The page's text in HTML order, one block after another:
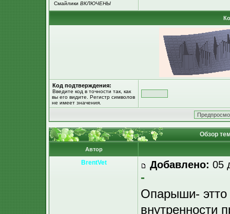
Смайлики ВКЛЮЧЕНЫ
Код подтверждения:
Введите код в точности так, как
вы его видите. Регистр символов
не имеет значения.
Обзор
Автор
BrentVet Добавлено: 05
-
Опарыши- этто
внутренности